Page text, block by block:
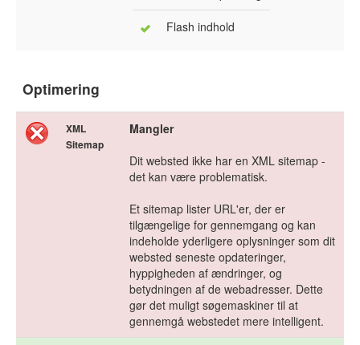
Flash indhold
Optimering
XML
Sitemap
Mangler
Dit websted ikke har en XML sitemap -
det kan være problematisk.
Et sitemap lister URL'er, der er
tilgængelige for gennemgang og kan
indeholde yderligere oplysninger som dit
websted seneste opdateringer,
hyppigheden af ændringer, og
betydningen af de webadresser. Dette
gør det muligt søgemaskiner til at
gennemgå webstedet mere intelligent.